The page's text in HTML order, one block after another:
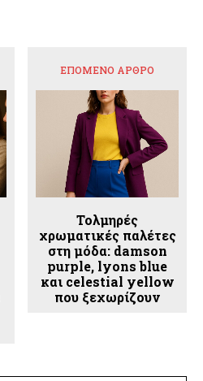
ΕΠΌΜΕΝΟ ΆΡΘΡΟ
Τολμηρές
χρωματικές παλέτες
στη μόδα: damson
purple, lyons blue
και celestial yellow
που ξεχωρίζουν